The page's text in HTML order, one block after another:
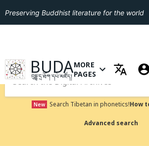
Preserving Buddhist literature for the world
GO TO HOMEPAGE
BUDA
བུདྡྷ་དྲ་ཐོག་དཔེ་མཛོད།
OPEN MENU OF
MORE
PAGES
New Search Tibetan in phonetics!How
Advanced search